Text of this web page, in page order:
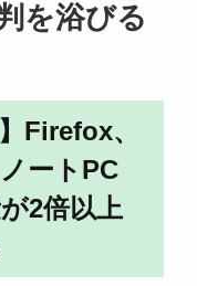
を浴びる
Firefox、
ートPC
2倍以上